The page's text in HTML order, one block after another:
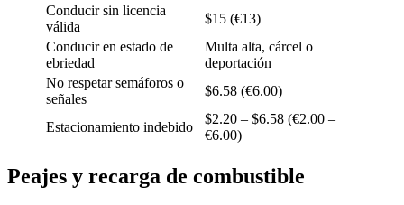
Conducir sin licencia
válida
$15 (€13)
Conducir en estado de
ebriedad
Multa alta, cárcel o
deportación
No respetar semáforos o
señales
$6.58 (€6.00)
Estacionamiento indebido
$2.20 – $6.58 (€2.00 –
€6.00)
Peajes y recarga de combustible